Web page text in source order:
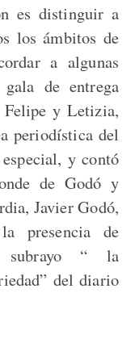
es distinguir a
los ámbitos de
a algunas
de entrega
Felipe y Letizia,
periodística del
y contó
de Godó y
Javier Godó,
presencia de
subrayo “ la
del diario